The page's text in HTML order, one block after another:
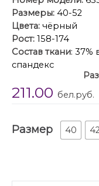
Размеры: 40-52
Цвета: чёрный
Рост: 158-174
Состав ткани: 37%
спандекс
:
211.00 бел.руб.
Размер 40